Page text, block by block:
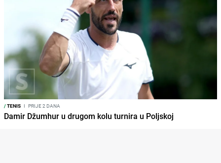
/TENIS I PRIJE 2 DANA
Damir Džumhur u drugom kolu turnira u Poljskoj